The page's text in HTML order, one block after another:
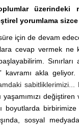
yorumlama sizce
için de devam
cevap vermek
kavramı akla geliyor.
boyutlarda
sosyal